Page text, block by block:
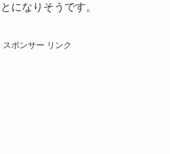
になりそうです。
スポンサー リンク